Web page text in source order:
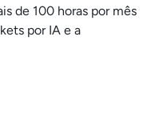
de 100 horas por mês
por IA e a